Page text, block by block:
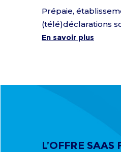
Prépaie,
(télé)déclarations
En savoir plus
L’OFFRE SAAS